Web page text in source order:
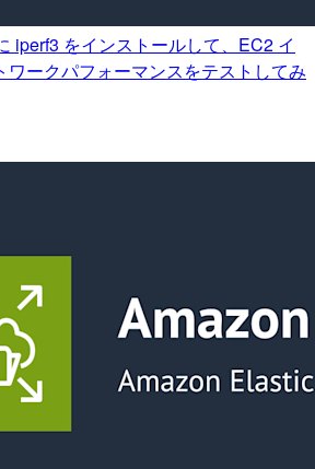
iperf3 をインストールして、EC2 イ
ワークパフォーマンスをテストしてみ